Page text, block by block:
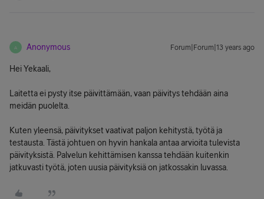
A Anonymous Forum|Forum|13 years ago
Hei Yekaali,
Laitetta ei pysty itse päivittämään, vaan päivitys tehdään aina
meidän puolelta.
Kuten yleensä, päivitykset vaativat paljon kehitystä, työtä ja
testausta. Tästä johtuen on hyvin hankala antaa arvioita tulevista
päivityksistä. Palvelun kehittämisen kanssa tehdään kuitenkin
jatkuvasti työtä, joten uusia päivityksiä on jatkossakin luvassa.